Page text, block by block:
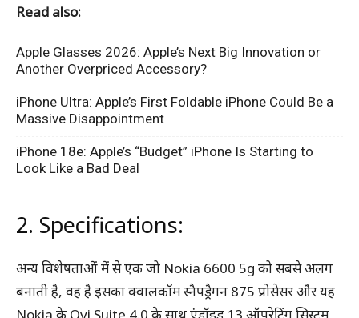
Read also:
Apple Glasses 2026: Apple’s Next Big Innovation or
Another Overpriced Accessory?
iPhone Ultra: Apple’s First Foldable iPhone Could Be a
Massive Disappointment
iPhone 18e: Apple’s “Budget” iPhone Is Starting to
Look Like a Bad Deal
2. Specifications:
अन्य विशेषताओं में से एक जो Nokia 6600 5g को सबसे अलग
बनाती है, वह है इसका क्वालकॉम स्नैपड्रैगन 875 प्रोसेसर और यह